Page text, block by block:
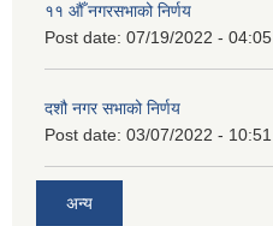
११ ‌औँ नगरसभाको निर्णय
Post date: 07/19/2022 - 04:05
दशौ नगर सभाको निर्णय
Post date: 03/07/2022 - 10:51
अन्य